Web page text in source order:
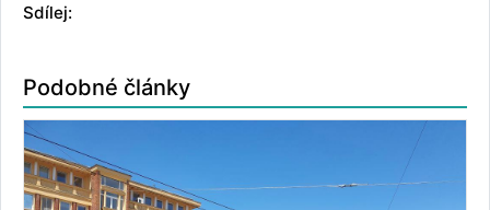
Sdílej:
Podobné články